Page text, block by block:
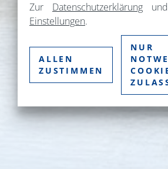
Zur Datenschutzerklärung
Einstellungen.
ALLEN
ZUSTIMMEN
NUR